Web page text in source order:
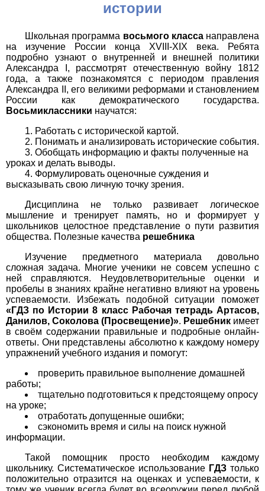
истории
Школьная программа восьмого класса направлена
на изучение России конца XVIII-XIX века. Ребята
подробно узнают о внутренней и внешней политики
Александра I, рассмотрят отечественную войну 1812
года, а также познакомятся с периодом правления
Александра II, его великими реформами и становлением
России как демократического государства.
Восьмиклассники научатся:
Работать с исторической картой.
Понимать и анализировать исторические события.
Обобщать информацию и факты полученные на
уроках и делать выводы.
Формулировать оценочные суждения и
высказывать свою личную точку зрения.
Дисциплина не только развивает логическое
мышление и тренирует память, но и формирует у
школьников целостное представление о пути развития
общества. Полезные качества решебника
Изучение предметного материала довольно
сложная задача. Многие ученики не совсем успешно с
ней справляются. Неудовлетворительные оценки и
пробелы в знаниях крайне негативно влияют на уровень
успеваемости. Избежать подобной ситуации поможет
«ГДЗ по Истории 8 класс Рабочая тетрадь Артасов,
Данилов, Соколова (Просвещение)». Решебник имеет
в своём содержании правильные и подробные онлайн-
ответы. Они представлены абсолютно к каждому номеру
упражнений учебного издания и помогут:
проверить правильное выполнение домашней
работы;
тщательно подготовиться к предстоящему опросу
на уроке;
отработать допущенные ошибки;
сэкономить время и силы на поиск нужной
информации.
Такой помощник просто необходим каждому
школьнику. Систематическое использование ГДЗ только
положительно отразится на оценках и успеваемости, к